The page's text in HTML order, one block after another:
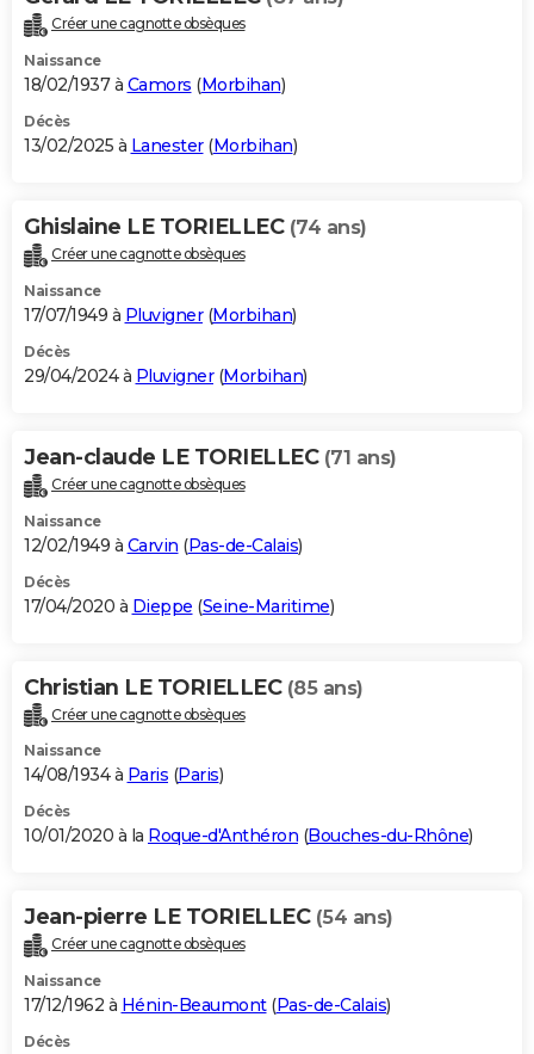
Carte de Noël
Carte Bonne année
Carte Saint-Valentin
Carte Pâques
Carte d'anniversaire
DICTIONNAIRE
Dictionnaire
Biographies
Citations
Expressions
Proverbes
PROGRAMME TV
S'inscrire
Se connecter
Lycées
Collèges
Primaires
Universités
Entreprises
Service militaire
Avis de recherche
AVIS DE DÉCÈS
Bricolage
Lifestyle
Culture
Sport
Auto
Television
Voyage
Cinema
Créer une cagnotte obsèques
Naissance
18/02/1937 à Camors (Morbihan)
Décès
13/02/2025 à Lanester(Morbihan)
Ghislaine LE TORIELLEC (74 ans)
Créer une cagnotte obsèques
Naissance
17/07/1949 à Pluvigner(Morbihan)
Décès
29/04/2024 à Pluvigner(Morbihan)
Jean-claude LE TORIELLEC (71 ans)
Créer une cagnotte obsèques
Naissance
12/02/1949 à Carvin (Pas-de-Calais)
Décès
17/04/2020 à Dieppe (Seine-Maritime)
Christian LE TORIELLEC (85 ans)
Créer une cagnotte obsèques
Naissance
14/08/1934 à Paris (Paris)
Décès
10/01/2020 à la Roque-d'Anthéron (Bouches-du-Rhône)
Jean-pierre LE TORIELLEC (54 ans)
Créer une cagnotte obsèques
Naissance
17/12/1962 à Hénin-Beaumont(Pas-de-Calais)
Décès